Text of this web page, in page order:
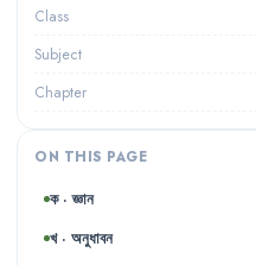
Class
Subject
Chapter
ON THIS PAGE
ক · জ্ঞান
খ · অনুধাবন